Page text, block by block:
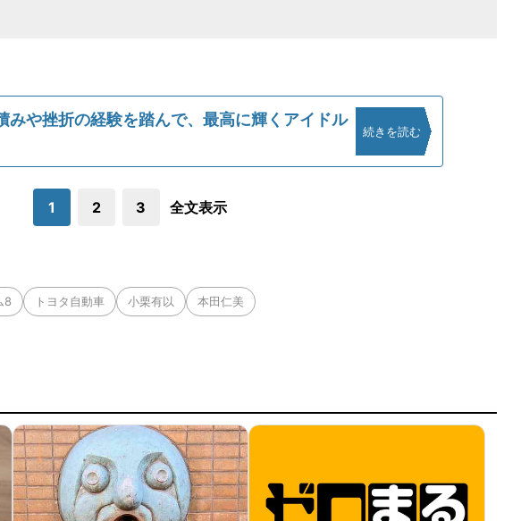
みや挫折の経験を踏んで、最高に輝くアイドル
続きを読む
1 2 3 全文表示
8 トヨタ自動車 小栗有以 本田仁美